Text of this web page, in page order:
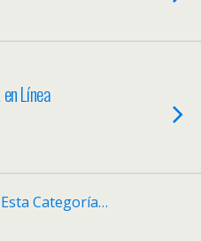
Línea
Categoría…